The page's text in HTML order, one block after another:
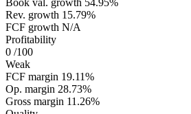
Book val. growth 54.95%
Rev. growth 15.79%
FCF growth N/A
Profitability
0 /100
Weak
FCF margin 19.11%
Op. margin 28.73%
Gross margin 11.26%